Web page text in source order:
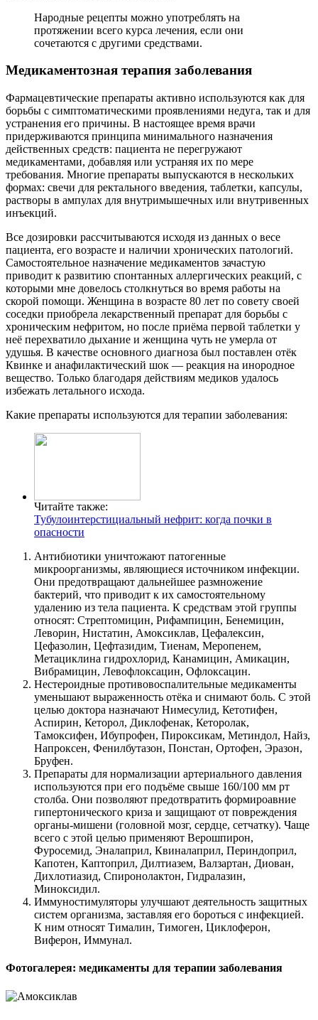
Народные рецепты можно употреблять на
протяжении всего курса лечения, если они
сочетаются с другими средствами.
Медикаментозная терапия заболевания
Фармацевтические препараты активно используются как для
борьбы с симптоматическими проявлениями недуга, так и для
устранения его причины. В настоящее время врачи
придерживаются принципа минимального назначения
действенных средств: пациента не перегружают
медикаментами, добавляя или устраняя их по мере
требования. Многие препараты выпускаются в нескольких
формах: свечи для ректального введения, таблетки, капсулы,
растворы в ампулах для внутримышечных или внутривенных
инъекций.
Все дозировки рассчитываются исходя из данных о весе
пациента, его возрасте и наличии хронических патологий.
Самостоятельное назначение медикаментов зачастую
приводит к развитию спонтанных аллергических реакций, с
которыми мне довелось столкнуться во время работы на
скорой помощи. Женщина в возрасте 80 лет по совету своей
соседки приобрела лекарственный препарат для борьбы с
хроническим нефритом, но после приёма первой таблетки у
неё перехватило дыхание и женщина чуть не умерла от
удушья. В качестве основного диагноза был поставлен отёк
Квинке и анафилактический шок — реакция на инородное
вещество. Только благодаря действиям медиков удалось
избежать летального исхода.
Какие препараты используются для терапии заболевания:
Читайте также:
Тубулоинтерстициальный нефрит: когда почки в
опасности
Антибиотики уничтожают патогенные
микроорганизмы, являющиеся источником инфекции.
Они предотвращают дальнейшее размножение
бактерий, что приводит к их самостоятельному
удалению из тела пациента. К средствам этой группы
относят: Стрептомицин, Рифампицин, Бенемицин,
Леворин, Нистатин, Амоксиклав, Цефалексин,
Цефазолин, Цефтазидим, Тиенам, Меропенем,
Метациклина гидрохлорид, Канамицин, Амикацин,
Вибрамицин, Левофлоксацин, Офлоксацин.
Нестероидные противовоспалительные медикаменты
уменьшают выраженность отёка и снимают боль. С этой
целью доктора назначают Нимесулид, Кетотифен,
Аспирин, Кеторол, Диклофенак, Кеторолак,
Тамоксифен, Ибупрофен, Пироксикам, Метиндол, Найз,
Напроксен, Фенилбутазон, Понстан, Ортофен, Эразон,
Бруфен.
Препараты для нормализации артериального давления
используются при его подъёме свыше 160/100 мм рт
столба. Они позволяют предотвратить формироавние
гипертонического криза и защищают от повреждения
органы-мишени (головной мозг, сердце, сетчатку). Чаще
всего с этой целью применяют Верошпирон,
Фуросемид, Эналаприл, Квиналаприл, Периндоприл,
Капотен, Каптоприл, Дилтиазем, Валзартан, Диован,
Дихлотиазид, Спиронолактон, Гидралазин,
Миноксидил.
Иммуностимуляторы улучшают деятельность защитных
систем организма, заставляя его бороться с инфекцией.
К ним относят Тималин, Тимоген, Циклоферон,
Виферон, Иммунал.
Фотогалерея: медикаменты для терапии заболевания